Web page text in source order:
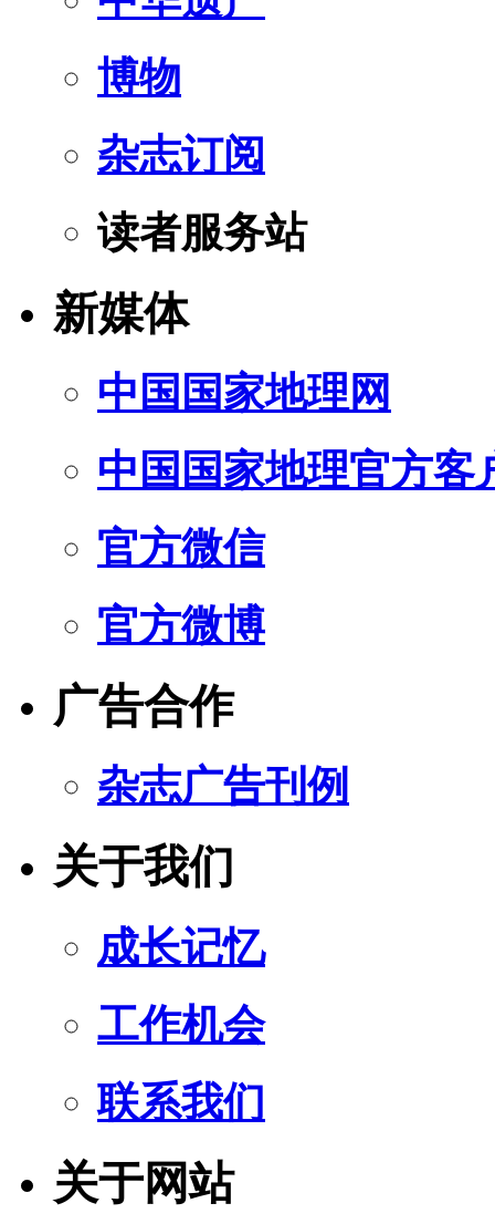
博物
杂志订阅
读者服务站
新媒体
中国国家地理网
中国国家地理官方客
官方微信
官方微博
广告合作
杂志广告刊例
关于我们
成长记忆
工作机会
联系我们
关于网站